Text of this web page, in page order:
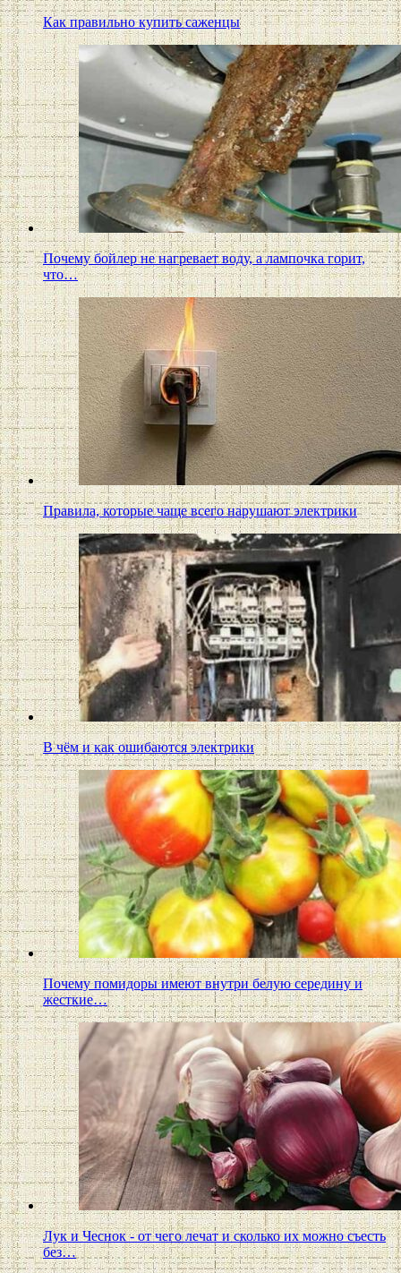
Как правильно купить саженцы
Почему бойлер не нагревает воду, а лампочка горит,
что…
Правила, которые чаще всего нарушают электрики
В чём и как ошибаются электрики
Почему помидоры имеют внутри белую середину и
жесткие…
Лук и Чеснок - от чего лечат и сколько их можно съесть
без…